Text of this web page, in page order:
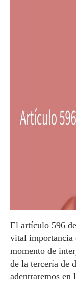
El artículo 596
vital importancia
momento de
de la tercería de
adentraremos en